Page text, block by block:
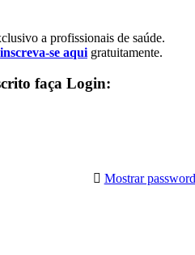
a profissionais de saúde.
inscreva-se aqui gratuitamente.
faça Login:
Mostrar password